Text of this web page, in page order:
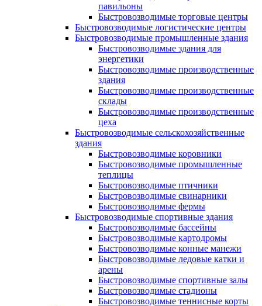
павильоны
Быстровозводимые торговые центры
Быстровозводимые логистические центры
Быстровозводимые промышленные здания
Быстровозводимые здания для
энергетики
Быстровозводимые производственные
здания
Быстровозводимые производственные
склады
Быстровозводимые производственные
цеха
Быстровозводимые сельскохозяйственные
здания
Быстровозводимые коровники
Быстровозводимые промышленные
теплицы
Быстровозводимые птичники
Быстровозводимые свинарники
Быстровозводимые фермы
Быстровозводимые спортивные здания
Быстровозводимые бассейны
Быстровозводимые картодромы
Быстровозводимые конные манежи
Быстровозводимые ледовые катки и
арены
Быстровозводимые спортивные залы
Быстровозводимые стадионы
Быстровозводимые теннисные корты